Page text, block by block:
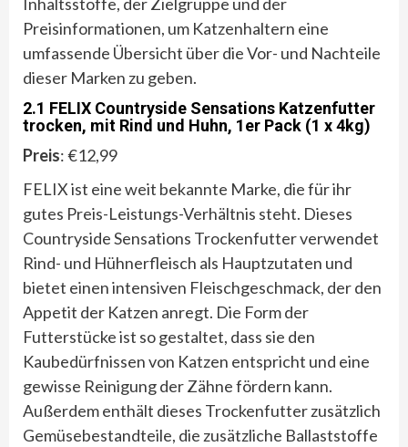
Preisinformationen, um Katzenhaltern eine
umfassende Übersicht über die Vor- und Nachteile
dieser Marken zu geben.
2.1 FELIX Countryside Sensations Katzenfutter
trocken, mit Rind und Huhn, 1er Pack (1 x 4kg)
Preis: €12,99
FELIX ist eine weit bekannte Marke, die für ihr
gutes Preis-Leistungs-Verhältnis steht. Dieses
Countryside Sensations Trockenfutter verwendet
Rind- und Hühnerfleisch als Hauptzutaten und
bietet einen intensiven Fleischgeschmack, der den
Appetit der Katzen anregt. Die Form der
Futterstücke ist so gestaltet, dass sie den
Kaubedürfnissen von Katzen entspricht und eine
gewisse Reinigung der Zähne fördern kann.
Außerdem enthält dieses Trockenfutter zusätzlich
Gemüsebestandteile, die zusätzliche Ballaststoffe